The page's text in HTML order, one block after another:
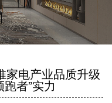
家电产业品质升级
者”实力